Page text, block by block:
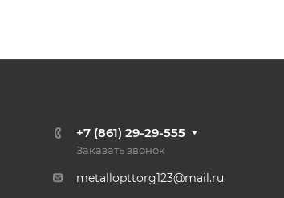
+7 (861) 29-29-555
Заказать звонок
metallopttorg123@mail.ru